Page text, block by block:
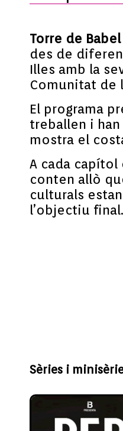
Torre de Babel
des de
Illes amb la
Comunitat de
El programa
treballen i
mostra el
A cada capítol
conten allò
culturals
l’objectiu
Sèries i